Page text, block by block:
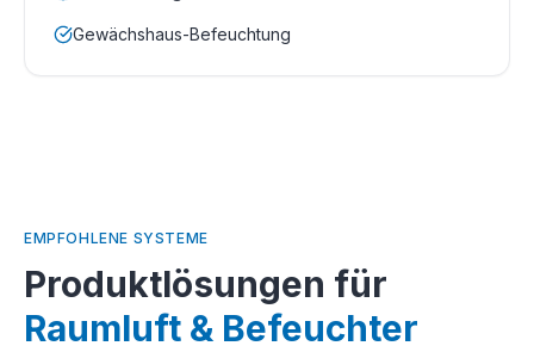
Gewächshaus-Befeuchtung
EMPFOHLENE SYSTEME
Produktlösungen für
Raumluft & Befeuchter